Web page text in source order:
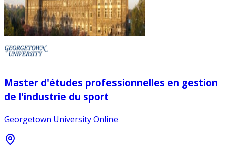
Master d'études professionnelles en gestion
de l'industrie du sport
Georgetown University Online